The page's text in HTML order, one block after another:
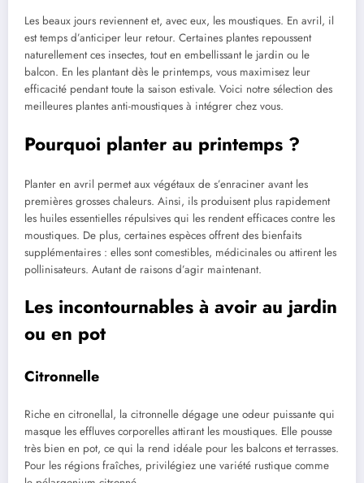
Les beaux jours reviennent et, avec eux, les moustiques. En avril, il
est temps d’anticiper leur retour. Certaines plantes repoussent
naturellement ces insectes, tout en embellissant le jardin ou le
balcon. En les plantant dès le printemps, vous maximisez leur
efficacité pendant toute la saison estivale. Voici notre sélection des
meilleures plantes anti-moustiques à intégrer chez vous.
Pourquoi planter au printemps ?
Planter en avril permet aux végétaux de s’enraciner avant les
premières grosses chaleurs. Ainsi, ils produisent plus rapidement
les huiles essentielles répulsives qui les rendent efficaces contre les
moustiques. De plus, certaines espèces offrent des bienfaits
supplémentaires : elles sont comestibles, médicinales ou attirent les
pollinisateurs. Autant de raisons d’agir maintenant.
Les incontournables à avoir au jardin
ou en pot
Citronnelle
Riche en citronellal, la citronnelle dégage une odeur puissante qui
masque les effluves corporelles attirant les moustiques. Elle pousse
très bien en pot, ce qui la rend idéale pour les balcons et terrasses.
Pour les régions fraîches, privilégiez une variété rustique comme